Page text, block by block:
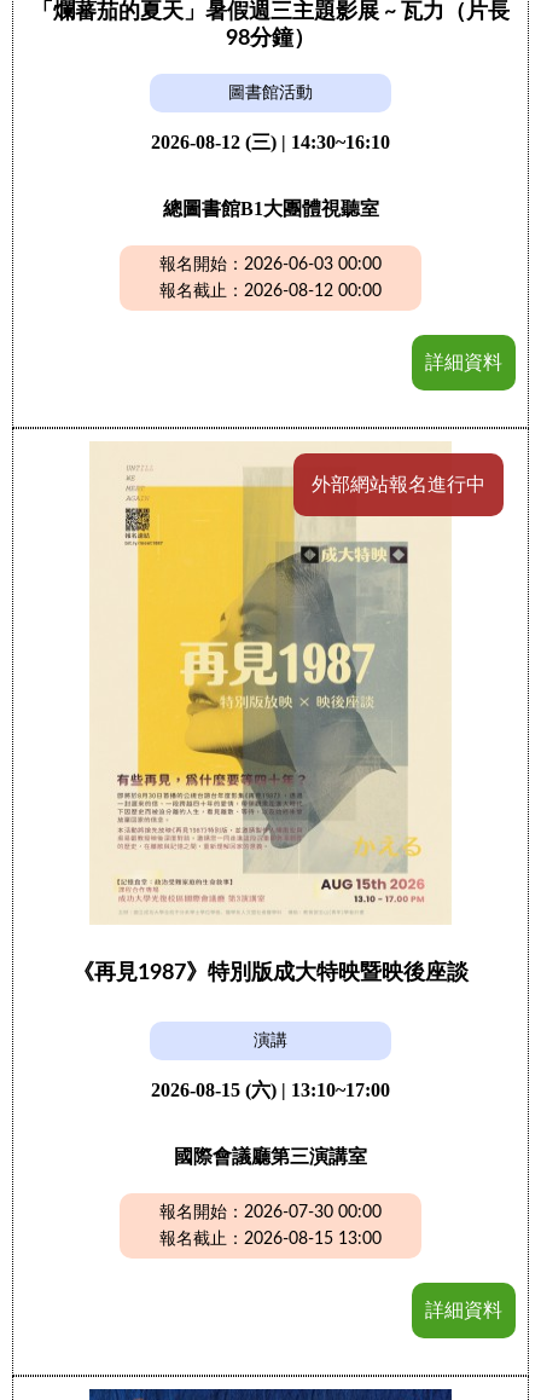
「爛蕃茄的夏天」暑假週三主題影展 ~ 瓦力（片長
98分鐘）
圖書館活動
2026-08-12 (三) | 14:30~16:10
總圖書館B1大團體視聽室
報名開始：2026-06-03 00:00
報名截止：2026-08-12 00:00
詳細資料
外部網站報名進行中
《再見1987》特別版成大特映暨映後座談
演講
2026-08-15 (六) | 13:10~17:00
國際會議廳第三演講室
報名開始：2026-07-30 00:00
報名截止：2026-08-15 13:00
詳細資料